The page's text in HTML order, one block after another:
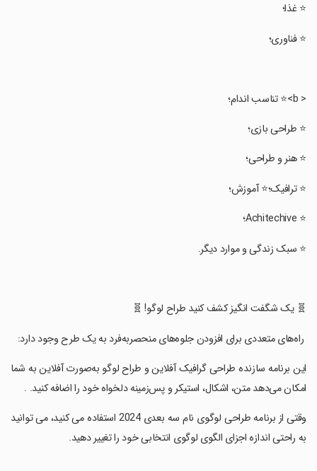
‏⭐ غذا؛
‏⭐ فناوری؛
‏< b>⭐ تناسب اندام؛
‏⭐ طراحی بازی؛
‏⭐ هنر و طراحی؛
‏⭐ ترافیک؛⭐ آموزش؛
‏⭐ Achitechive؛
‏⭐ سبک زندگی و موارد دیگر.
‏🧬 یک شگفت انگیز کشف کنید طراح لوگو! 🧬
‏ راه‌های متعددی برای افزودن جلوه‌های منحصربه‌فرد به یک طرح وجود دارد:
‏این برنامه سازنده طراحی گرافیک آفلاین و طراح لوگو به‌صورت آفلاین به شما
امکان می‌دهد متن، اشکال، استیکر و پس‌زمینه دلخواه خود را اضافه کنید. .
‏وقتی از برنامه طراحی لوگوی نام سه بعدی 2024 استفاده می کنید، می توانید
به راحتی اندازه اجزای الگوی لوگوی انتخابی خود را تغییر دهید.